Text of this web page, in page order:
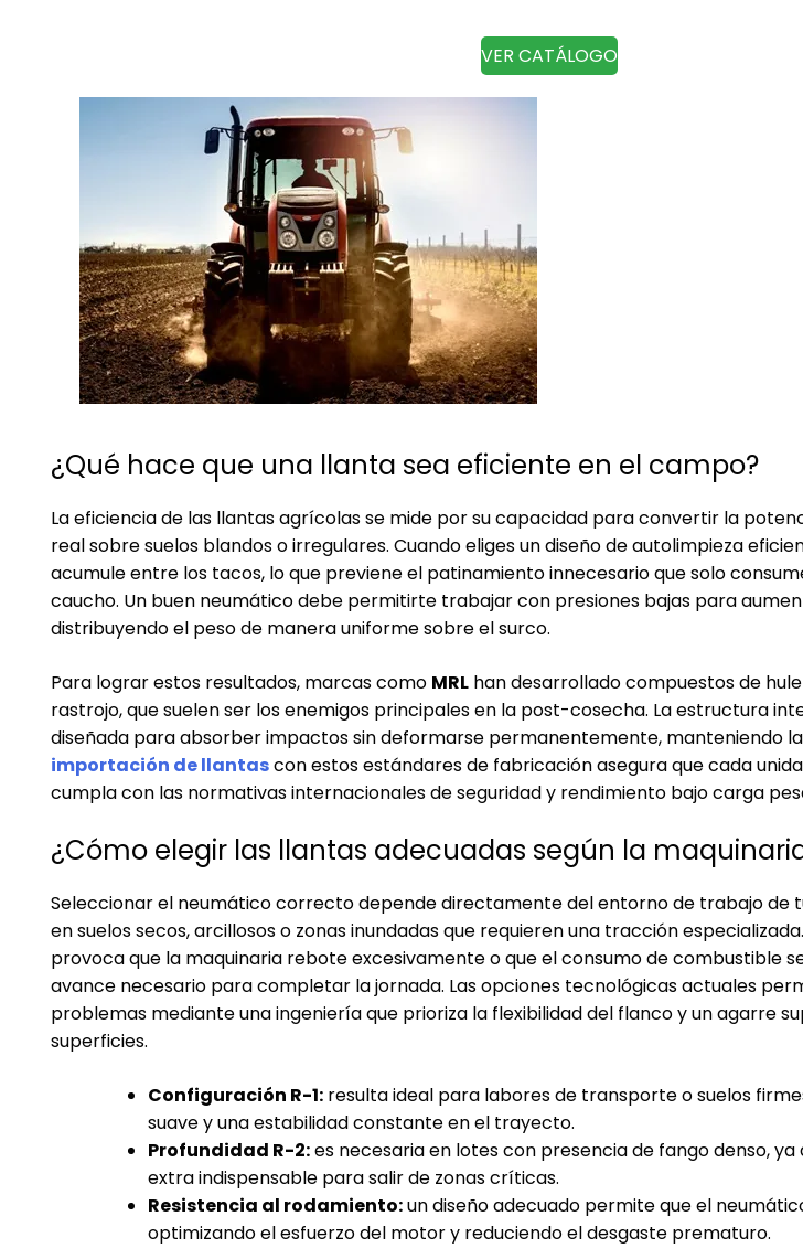
VER CATÁLOGO
¿Qué hace que una llanta sea eficiente en el campo?
La eficiencia de las llantas agrícolasse mide por su capacidad para convertir la
real sobre suelos blandos o irregulares. Cuando eliges un diseño de autolimpieza
acumule entre los tacos, lo que previene el patinamiento innecesario que solo
caucho. Un buen neumático debe permitirte trabajar con presiones bajas para
distribuyendo el peso de manera uniforme sobre el surco.
Para lograr estos resultados, marcas como MRL han desarrollado compuestos de
rastrojo, que suelen ser los enemigos principales en la post-cosecha. La estructura
diseñada para absorber impactos sin deformarse permanentemente, manteniendo
importación de llantascon estos estándares de fabricación asegura que cada
cumpla con las normativas internacionales de seguridad y rendimiento bajo carga
¿Cómo elegir las llantas adecuadas según la
Seleccionar el neumático correcto depende directamente del entorno de trabajo de
en suelos secos, arcillosos o zonas inundadas que requieren una tracción
provoca que la maquinaria rebote excesivamente o que el consumo de combustible
avance necesario para completar la jornada. Las opciones tecnológicas actuales
problemas mediante una ingeniería que prioriza la flexibilidad del flanco y un agarre
superficies.
Configuración R-1: resulta ideal para labores de transporte o suelos
suave y una estabilidad constante en el trayecto.
Profundidad R-2:es necesaria en lotes con presencia de fango denso,
extra indispensable para salir de zonas críticas.
Resistencia al rodamiento:un diseño adecuado permite que el
optimizando el esfuerzo del motor y reduciendo el desgaste prematuro.